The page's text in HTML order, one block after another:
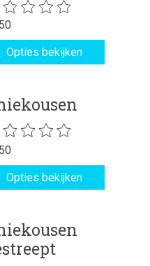
van dit product is
Opties bekijken
van dit product is
Opties bekijken